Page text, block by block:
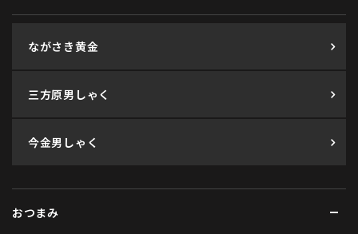
ながさき黄金
三方原男しゃく
今金男しゃく
おつまみ